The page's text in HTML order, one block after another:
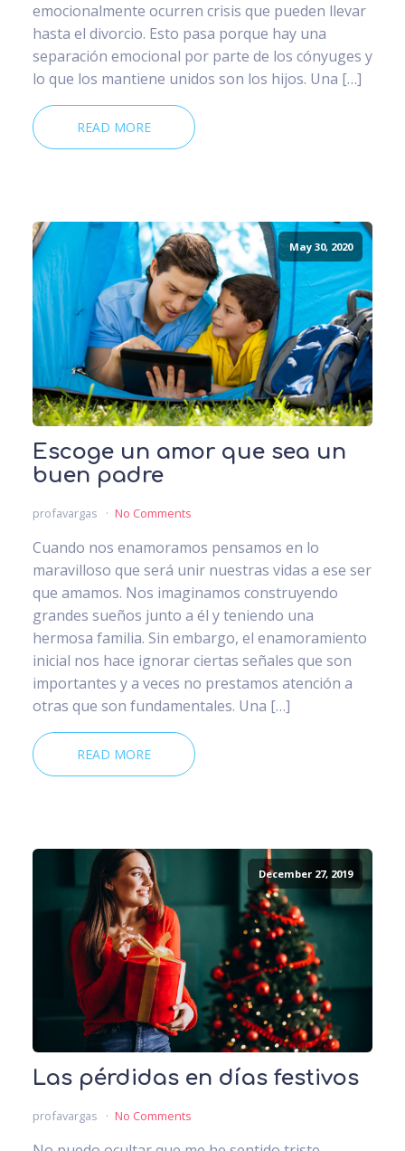
emocionalmente ocurren crisis que pueden llevar
hasta el divorcio. Esto pasa porque hay una
separación emocional por parte de los cónyuges y
lo que los mantiene unidos son los hijos. Una […]
READ MORE
May 30, 2020
Escoge un amor que sea un
buen padre
profavargas No Comments
Cuando nos enamoramos pensamos en lo
maravilloso que será unir nuestras vidas a ese ser
que amamos. Nos imaginamos construyendo
grandes sueños junto a él y teniendo una
hermosa familia. Sin embargo, el enamoramiento
inicial nos hace ignorar ciertas señales que son
importantes y a veces no prestamos atención a
otras que son fundamentales. Una […]
READ MORE
December 27, 2019
Las pérdidas en días festivos
profavargas No Comments